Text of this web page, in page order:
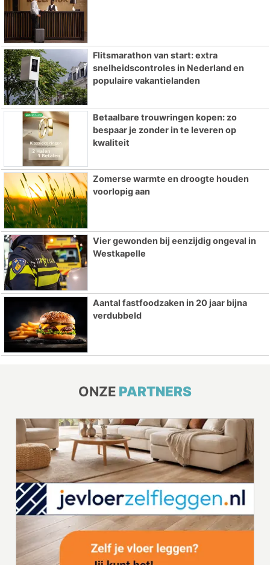
Flitsmarathon van start: extra
snelheidscontroles in Nederland en
populaire vakantielanden
Betaalbare trouwringen kopen: zo
bespaar je zonder in te leveren op
kwaliteit
Zomerse warmte en droogte houden
voorlopig aan
Vier gewonden bij eenzijdig ongeval in
Westkapelle
Aantal fastfoodzaken in 20 jaar bijna
verdubbeld
ONZE PARTNERS